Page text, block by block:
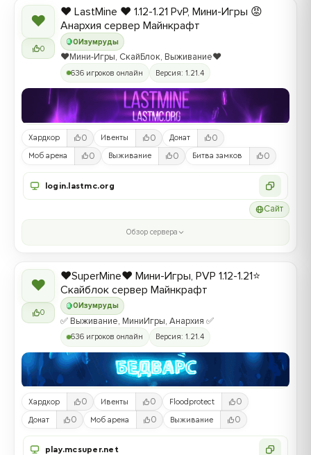
❤
0
0Изумруды
❤️ LastMine ❤️ 1.12-1.21 PvP, Мини-Игры 😡
Анархия сервер Майнкрафт
❤️Мини-Игры, СкайБлок, Выживание❤️
636 игроков онлайн Версия: 1.21.4
Хардкор 0 Ивенты 0 Донат 0
Моб арена 0 Выживание 0 Битва замков 0
login.lastmc.org
Сайт
Обзор сервера
❤
0
0 Изумруды
❤️SuperMine❤️ Мини-Игры, PVP 1.12-1.21⭐
Скайблок сервер Майнкрафт
✅ Выживание, МиниИгры, Анархия ✅
636 игроков онлайн Версия: 1.21.4
Хардкор 0 Ивенты 0 Floodprotect 0
Донат 0 Моб арена 0 Выживание 0
play.mcsuper.net